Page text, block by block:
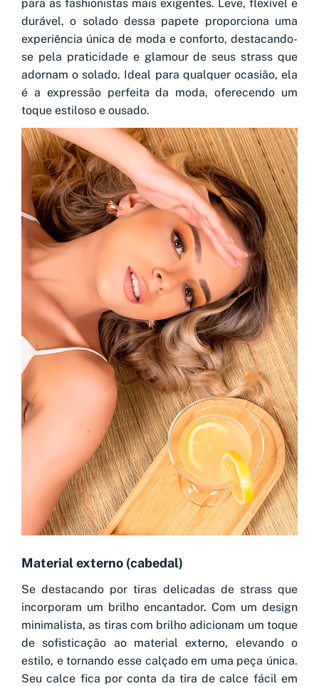
para as fashionistas mais exigentes. Leve, flexível e
durável, o solado dessa papete proporciona uma
experiência única de moda e conforto, destacando-
se pela praticidade e glamour de seus strass que
adornam o solado. Ideal para qualquer ocasião, ela
é a expressão perfeita da moda, oferecendo um
toque estiloso e ousado.
Material externo (cabedal)
Se destacando por tiras delicadas de strass que
incorporam um brilho encantador. Com um design
minimalista, as tiras com brilho adicionam um toque
de sofisticação ao material externo, elevando o
estilo, e tornando esse calçado em uma peça única.
Seu calce fica por conta da tira de calce fácil em